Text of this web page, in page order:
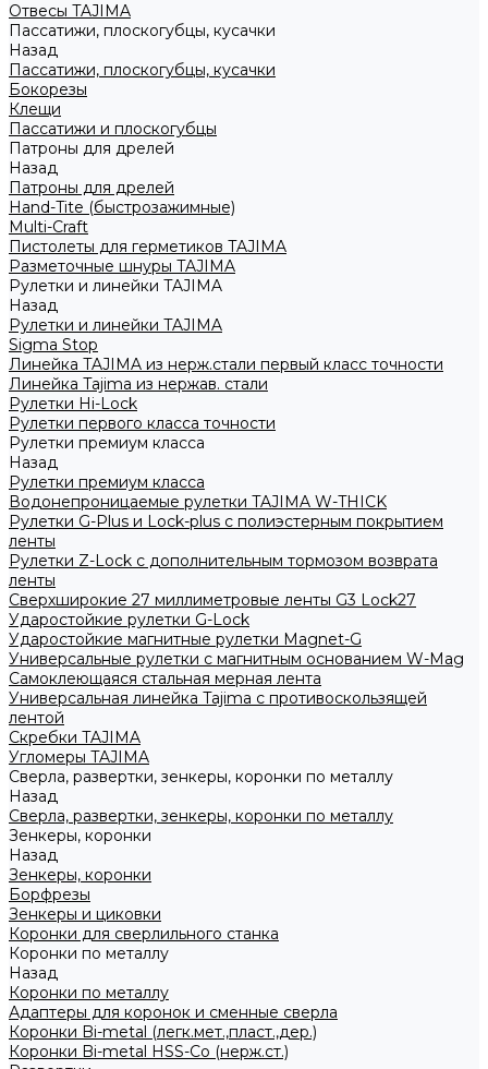
Отвесы TAJIMA
Пассатижи, плоскогубцы, кусачки
Назад
Пассатижи, плоскогубцы, кусачки
Бокорезы
Клещи
Пассатижи и плоскогубцы
Патроны для дрелей
Назад
Патроны для дрелей
Hand-Tite (быстрозажимные)
Multi-Craft
Пистолеты для герметиков TAJIMA
Разметочные шнуры TAJIMA
Рулетки и линейки TAJIMA
Назад
Рулетки и линейки TAJIMA
Sigma Stop
Линейка TAJIMA из нерж.стали первый класс точности
Линейка Tajima из нержав. стали
Рулетки Hi-Lock
Рулетки первого класса точности
Рулетки премиум класса
Назад
Рулетки премиум класса
Водонепроницаемые рулетки TAJIMA W-THICK
Рулетки G-Plus и Lock-plus с полиэстерным покрытием
ленты
Рулетки Z-Lock с дополнительным тормозом возврата
ленты
Сверхширокие 27 миллиметровые ленты G3 Lock27
Ударостойкие рулетки G-Lock
Ударостойкие магнитные рулетки Magnet-G
Универсальные рулетки с магнитным основанием W-Mag
Самоклеющаяся стальная мерная лента
Универсальная линейка Tajima с противоскользящей
лентой
Скребки TAJIMA
Угломеры TAJIMA
Сверла, развертки, зенкеры, коронки по металлу
Назад
Сверла, развертки, зенкеры, коронки по металлу
Зенкеры, коронки
Назад
Зенкеры, коронки
Борфрезы
Зенкеры и циковки
Коронки для сверлильного станка
Коронки по металлу
Назад
Коронки по металлу
Адаптеры для коронок и сменные сверла
Коронки Bi-metal (легк.мет.,пласт.,дер.)
Коронки Bi-metal HSS-Co (нерж.ст.)